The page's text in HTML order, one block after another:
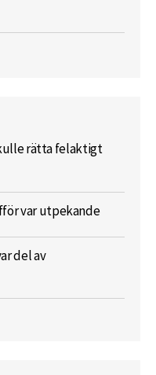
rätta felaktigt
var utpekande
del av